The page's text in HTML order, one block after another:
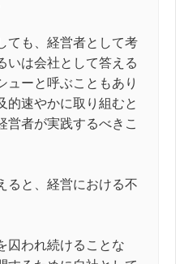
ても、経営者として考
いは会社として答える
ューと呼ぶこともあり
的速やかに取り組むと
営者が実践するべきこ
ると、経営における不
囚われ続けることな